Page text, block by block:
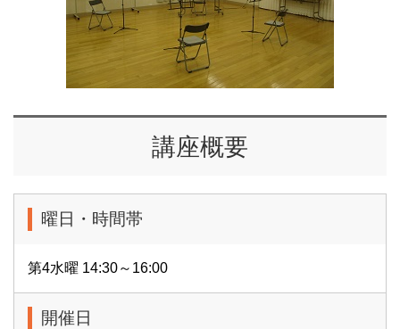
講座概要
曜日・時間帯
第4水曜 14:30～16:00
開催日